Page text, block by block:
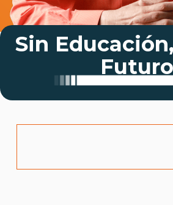
Sin
Futuro